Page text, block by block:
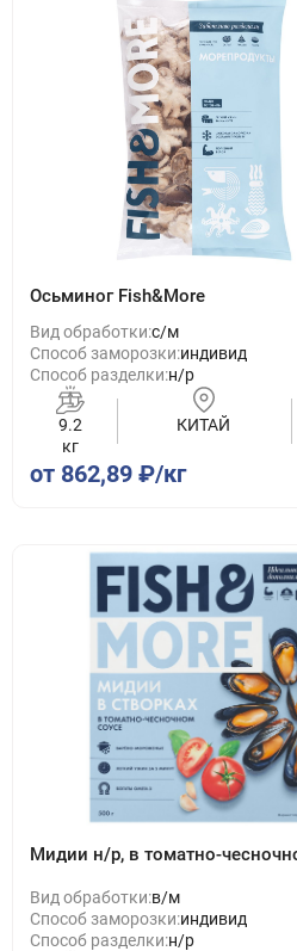
Осьминог Fish&More
Вид обработки:с/м
Способ заморозки:индивид
Способ разделки:н/р
9.2
кг
КИТАЙ
от 862,89 ₽/кг
Мидии н/р, в томатно-
Вид обработки:в/м
Способ заморозки:индивид
Способ разделки:н/р